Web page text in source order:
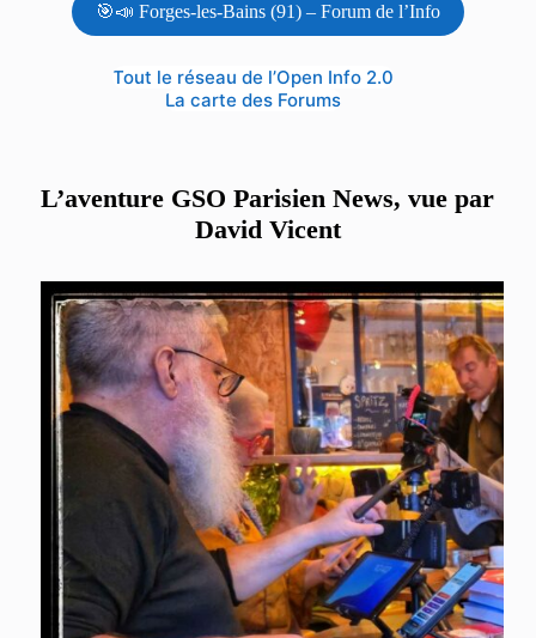
🎯📣 Forges-les-Bains (91) – Forum de l’Info
Tout le réseau de l’Open Info 2.0
La carte des Forums
L’aventure GSO Parisien News, vue par
David Vicent